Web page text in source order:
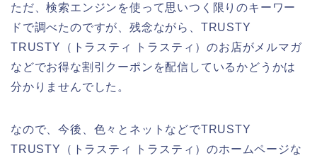
ただ、検索エンジンを使って思いつく限りのキーワー
ドで調べたのですが、残念ながら、TRUSTY
TRUSTY（トラスティ トラスティ）のお店がメルマガ
などでお得な割引クーポンを配信しているかどうかは
分かりませんでした。
なので、今後、色々とネットなどでTRUSTY
TRUSTY（トラスティ トラスティ）のホームページな